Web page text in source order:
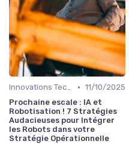
Innovations Technologiques • 11/10/2025
Prochaine escale : IA et
Robotisation ! 7 Stratégies
Audacieuses pour Intégrer
les Robots dans votre
Stratégie Opérationnelle